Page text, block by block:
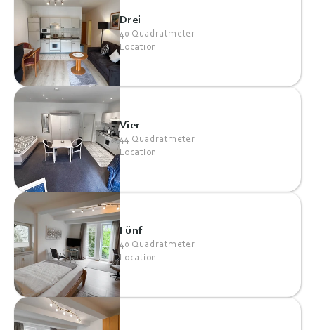
Drei
40 Quadratmeter
Location
Vier
44 Quadratmeter
Location
Fünf
40 Quadratmeter
Location